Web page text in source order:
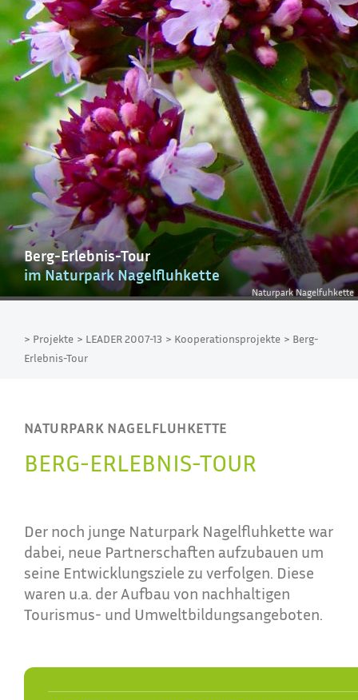
Naturpark Nagelfuhkette
Berg-Erlebnis-Tour
im Naturpark Nagelfluhkette
> Projekte > LEADER 2007-13 > Kooperationsprojekte > Berg-
Erlebnis-Tour
NATURPARK NAGELFLUHKETTE
BERG-ERLEBNIS-TOUR
Der noch junge Naturpark Nagelfluhkette war
dabei, neue Partnerschaften aufzubauen um
seine Entwicklungsziele zu verfolgen. Diese
waren u.a. der Aufbau von nachhaltigen
Tourismus- und Umweltbildungsangeboten.